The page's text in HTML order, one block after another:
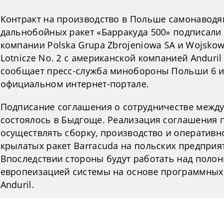
Контракт на производство в Польше
дальнобойных ракет «Барракуда 500»
компании Polska Grupa Zbrojeniowa SA и
Lotnicze No. 2 с американской компанией
сообщает пресс-служба минобороны Польши 6
официальном интернет-портале.
Подписание соглашения о сотрудничестве
состоялось в Быдгоще. Реализация соглашения
осуществлять сборку, производство и
крылатых ракет Barracuda на польских
Впоследствии стороны будут работать над
европеизацией системы на основе
Anduril.